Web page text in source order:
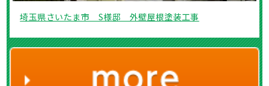
埼玉県さいたま市 S様邸 外壁屋根塗装工事